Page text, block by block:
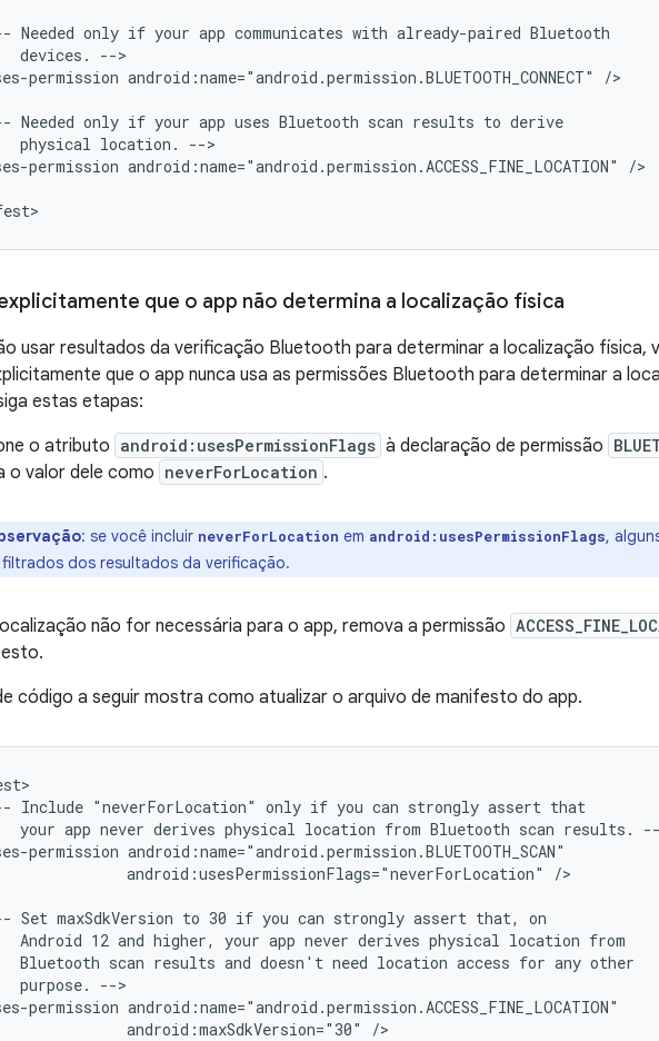
Needed only if your app communicates with already-paired
devices.
permission android:name="android.permission.BLUETOOTH_CONNECT" />
Needed only if your app uses Bluetooth scan results to
physical location.
permission android:name="android.permission.ACCESS_FINE_LOCATION"
que o app não determina a localização física
usar resultados da verificação Bluetooth para determinar a localização física,
que o app nunca usa as permissões Bluetooth para determinar a
estas etapas:
o atributo android:usesPermissionFlags à declaração de permissão
o valor dele como neverForLocation .
: se você incluir neverForLocation em android:usesPermissionFlags,
filtrados dos resultados da verificação.
não for necessária para o app, remova a permissão
código a seguir mostra como atualizar o arquivo de manifesto do app.
Include "neverForLocation" only if you can strongly assert
your app never derives physical location from Bluetooth scan results.
permission
android:usesPermissionFlags="neverForLocation"
/>
Set maxSdkVersion to 30 if you can strongly assert that,
Android 12 and higher, your app never derives physical location
Bluetooth scan results and doesn't need location access for any
purpose.
permission
android:maxSdkVersion="30"